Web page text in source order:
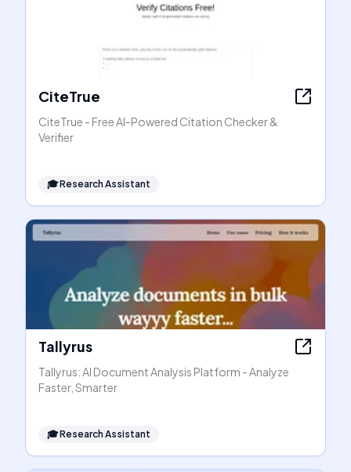
CiteTrue
CiteTrue - Free AI-Powered Citation Checker &
Verifier
🎓Research Assistant
Tallyrus
Tallyrus: AI Document Analysis Platform - Analyze
Faster, Smarter
🎓Research Assistant